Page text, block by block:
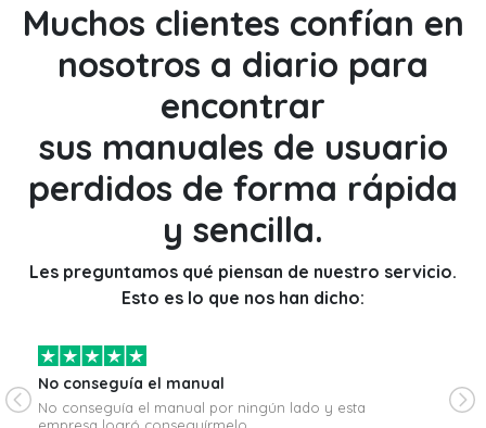
Muchos clientes confían en
nosotros a diario para
encontrar
sus manuales de usuario
perdidos de forma rápida
y sencilla.
Les preguntamos qué piensan de nuestro servicio.
Esto es lo que nos han dicho:
No conseguía el manual
No conseguía el manual por ningún lado y esta
empresa logró conseguírmelo.